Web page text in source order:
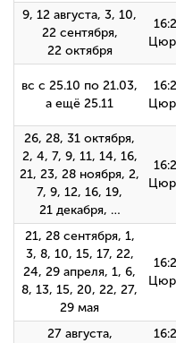
9, 12 августа, 3, 10,
22 сентября,
22 октября
вс с 25.10 по 21.03,
а ещё 25.11
26, 28, 31 октября,
2, 4, 7, 9, 11, 14, 16,
21, 23, 28 ноября, 2,
7, 9, 12, 16, 19,
21 декабря, …
21, 28 сентября, 1,
3, 8, 10, 15, 17, 22,
24, 29 апреля, 1, 6,
8, 13, 15, 20, 22, 27,
29 мая
27 августа,